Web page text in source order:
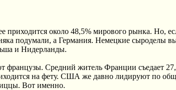
около 48,5% мирового рынка. Но,
подумали, а Германия. Немецкие сыроделы
и Нидерланды.
французы. Средний житель Франции съедает
на фету. США же давно лидируют по
Вот именно.